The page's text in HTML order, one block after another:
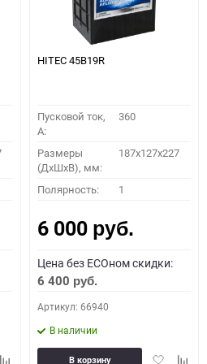
Добавить
HITEC 45B19R
Пусковой ток,
A:
360
Размеры
(ДхШхВ), мм:
187x127x227
Полярность: 1
6 000 руб.
Цена без ECOном скидки:
6 400 руб.
Артикул: 66940
В наличии
Добавить
В корзину